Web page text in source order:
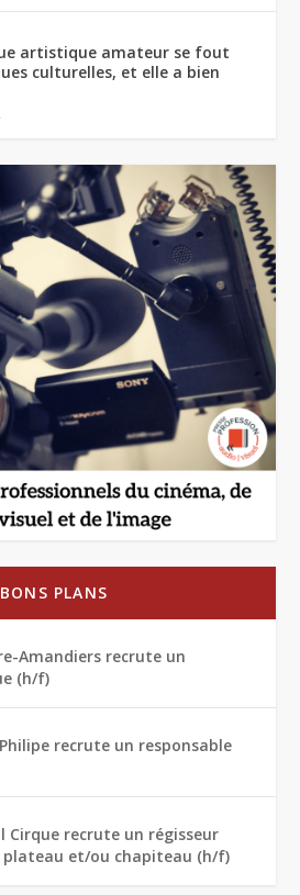
artistique amateur se fout
culturelles, et elle a bien
BONS PLANS
Amandiers recrute un
(h/f)
recrute un responsable
Cirque recrute un régisseur
et/ou chapiteau (h/f)